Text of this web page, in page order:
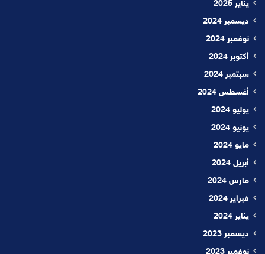
يناير 2025
ديسمبر 2024
نوفمبر 2024
أكتوبر 2024
سبتمبر 2024
أغسطس 2024
يوليو 2024
يونيو 2024
مايو 2024
أبريل 2024
مارس 2024
فبراير 2024
يناير 2024
ديسمبر 2023